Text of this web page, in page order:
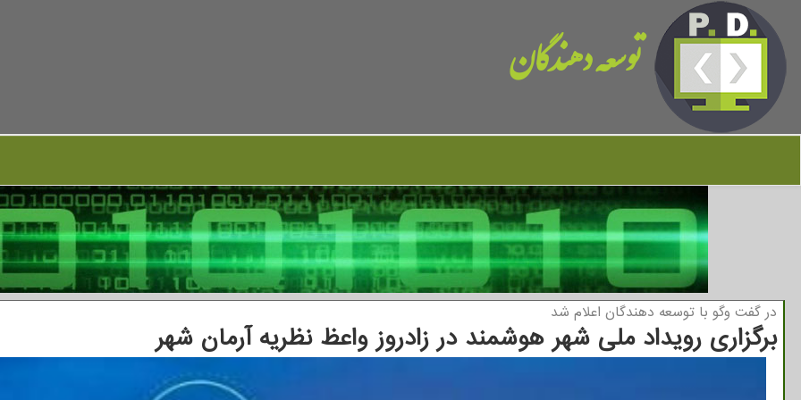
توسعه دهندگان
در گفت وگو با توسعه دهندگان اعلام شد
برگزاری رویداد ملی شهر هوشمند در زادروز واعظ نظریه آرمان شهر